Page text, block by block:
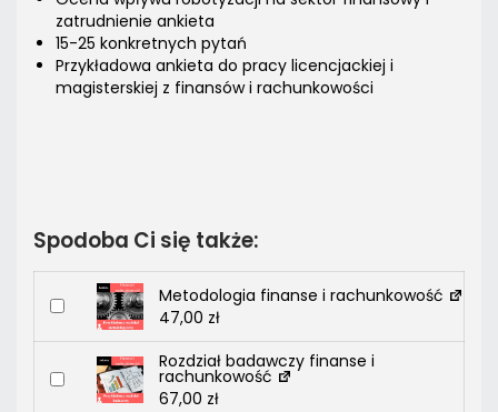
zatrudnienie ankieta
15-25 konkretnych pytań
Przykładowa ankieta do pracy licencjackiej i
magisterskiej z finansów i rachunkowości
Spodoba Ci się także:
Metodologia finanse i rachunkowość
47,00 zł
Rozdział badawczy finanse i
rachunkowość
67,00 zł